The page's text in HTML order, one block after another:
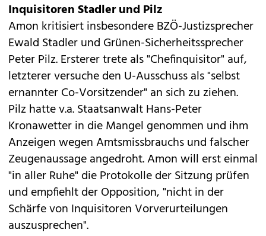
Inquisitoren Stadler und Pilz
Amon kritisiert insbesondere BZÖ-Justizsprecher
Ewald Stadler und Grünen-Sicherheitssprecher
Peter Pilz. Ersterer trete als "Chefinquisitor" auf,
letzterer versuche den U-Ausschuss als "selbst
ernannter Co-Vorsitzender" an sich zu ziehen.
Pilz hatte v.a. Staatsanwalt Hans-Peter
Kronawetter in die Mangel genommen und ihm
Anzeigen wegen Amtsmissbrauchs und falscher
Zeugenaussage angedroht. Amon will erst einmal
"in aller Ruhe" die Protokolle der Sitzung prüfen
und empfiehlt der Opposition, "nicht in der
Schärfe von Inquisitoren Vorverurteilungen
auszusprechen".